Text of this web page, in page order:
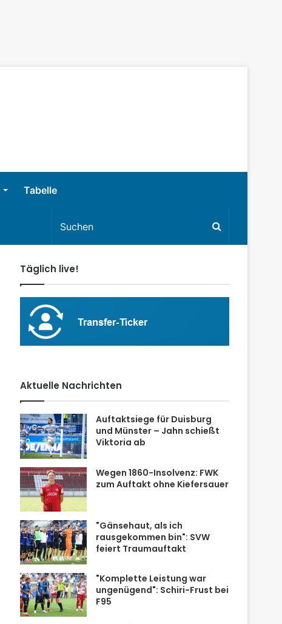
Tabelle
Täglich live!
Aktuelle Nachrichten
Auftaktsiege für Duisburg
und Münster – Jahn schießt
Viktoria ab
Wegen 1860-Insolvenz: FWK
zum Auftakt ohne Kiefersauer
"Gänsehaut, als ich
rausgekommen bin": SVW
feiert Traumauftakt
"Komplette Leistung war
ungenügend": Schiri-Frust bei
F95